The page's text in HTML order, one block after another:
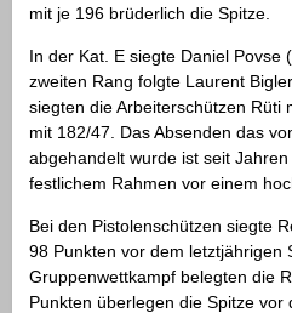
mit je 196 brüderlich die Spitze.
In der Kat. E siegte Daniel Povse
zweiten Rang folgte Laurent
siegten die Arbeiterschützen Rüti
mit 182/47. Das Absenden das
abgehandelt wurde ist seit
festlichem Rahmen vor einem
Bei den Pistolenschützen siegte
98 Punkten vor dem letztjährigen
Gruppenwettkampf belegten die
Punkten überlegen die Spitze vor